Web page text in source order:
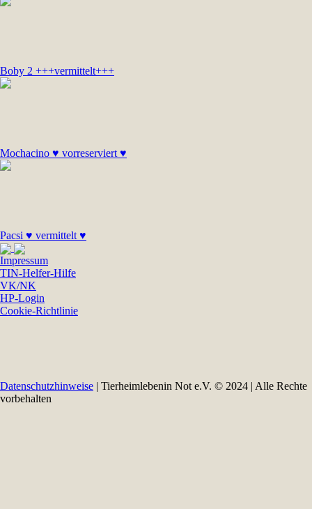
Boby 2 +++vermittelt+++
Mochacino ♥ vorreserviert ♥
Pacsi ♥ vermittelt ♥
Impressum
TIN-Helfer-Hilfe
VK/NK
HP-Login
Cookie-Richtlinie
Datenschutzhinweise | Tierheimlebenin Not e.V. © 2024 | Alle Rechte
vorbehalten